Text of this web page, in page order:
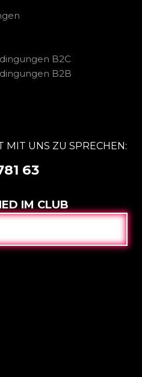
B2C
B2B
MIT UNS ZU SPRECHEN:
63
IM CLUB